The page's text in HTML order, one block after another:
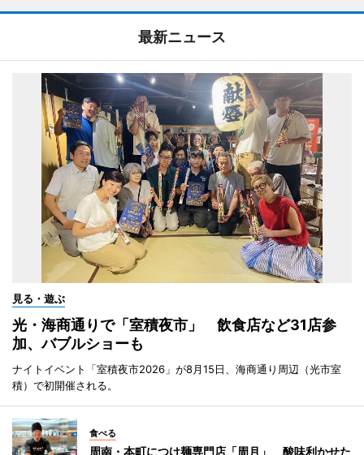
最新ニュース
見る・遊ぶ
光・海商通りで「室積夜市」 飲食店など31店参
加、バブルショーも
ナイトイベント「室積夜市2026」が8月15日、海商通り周辺（光市室
積）で初開催される。
食べる
周南・本町につけ麺専門店「周月」 酸味利かせた